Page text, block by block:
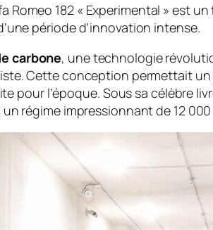
Romeo 182 « Experimental » est
période d’innovation intense.
carbone, une technologie
Cette conception permettait
l’époque. Sous sa célèbre
un régime impressionnant de 12